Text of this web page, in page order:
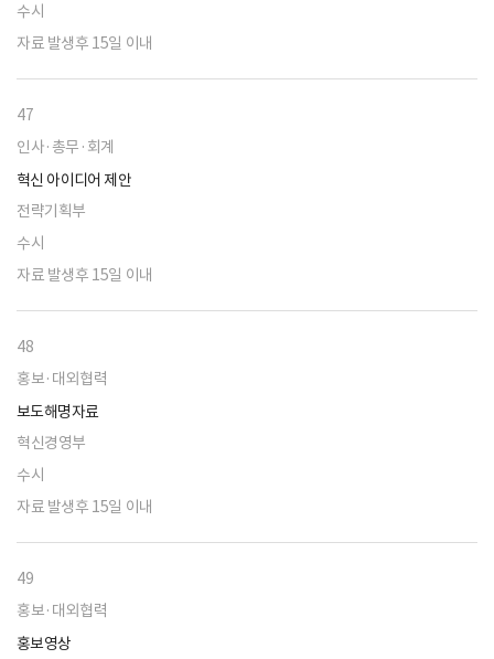
수시
자료 발생후 15일 이내
47
인사·총무·회계
혁신 아이디어 제안
전략기획부
수시
자료 발생후 15일 이내
48
홍보·대외협력
보도해명자료
혁신경영부
수시
자료 발생후 15일 이내
49
홍보·대외협력
홍보영상